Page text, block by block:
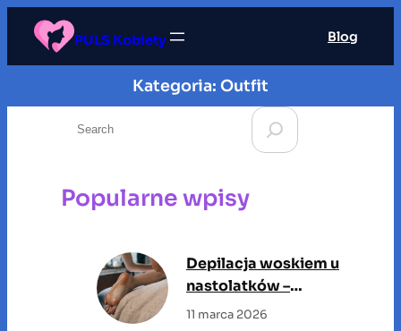
Przejdź
treści
PULS Kobiety Blog
Kategoria: Outfit
c
Popularne wpisy
Depilacja woskiem u
nastolatków –
odpowiedzialne
11 marca 2026